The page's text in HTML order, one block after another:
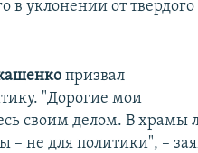
в уклонении от твердого
призвал
"Дорогие мои
своим делом. В храмы
не для политики", –